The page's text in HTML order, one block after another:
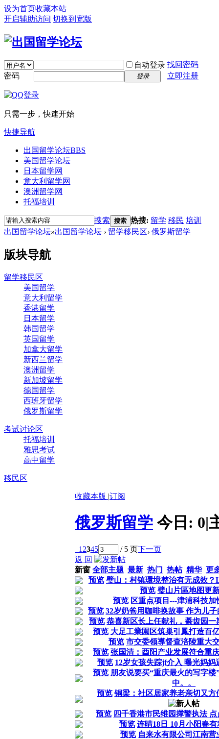
设为首页收藏本站
开启辅助访问 切换到宽版
自动登录 找回密码
密码
登录 立即注册
只需一步，快速开始
快捷导航
出国留学论坛BBS
美国留学论坛
日本留学网
意大利留学网
澳洲留学网
托福培训
搜索 搜索 热搜: 留学 移民 培训
出国留学论坛»出国留学论坛 › 留学移民区› 俄罗斯留学
版块导航
留学移民区
美国留学
意大利留学
香港留学
日本留学
韩国留学
英国留学
加拿大留学
新西兰留学
澳洲留学
新加坡留学
德国留学
西班牙留学
俄罗斯留学
考试讨论区
托福培训
雅思考试
高中留学
移民区
收藏本版 |订阅
俄罗斯留学 今日: 0|
1 2345 / 5 页下一页
返 回
新窗 全部主题 最新 热门 热帖 精华 更
预览 璧山：村镇環境整治有无成效
预览 璧山片區地图更
预览 区重点项目---津浦科技加
预览 32岁奶爸用咖啡换故事 作为儿
预览 恭喜新区长上任献礼，綦齿园一
预览 大足工業園区筑巢引鳳打造百
预览 市交委领導督查涪陵重大
预览 张国清：酉阳产业发展符合重
预览 12岁女孩失踪jf介入 曝光妈妈
预览 朋友说要买“重庆最火的写字楼
中。。
预览 铜梁：社区居家养老亲切又方
预览 四千香港市民维园撑警执法
预览 连晴18日 10月小阳春
预览 自来水有限公司江南营